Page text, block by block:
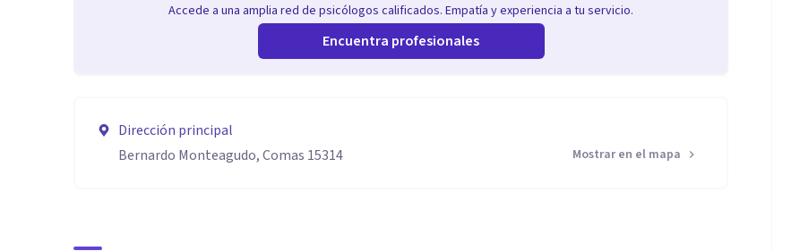
Accede a una amplia red de psicólogos calificados. Empatía y experiencia a tu servicio.
Encuentra profesionales
Dirección principal
Bernardo Monteagudo, Comas 15314
Mostrar en el mapa